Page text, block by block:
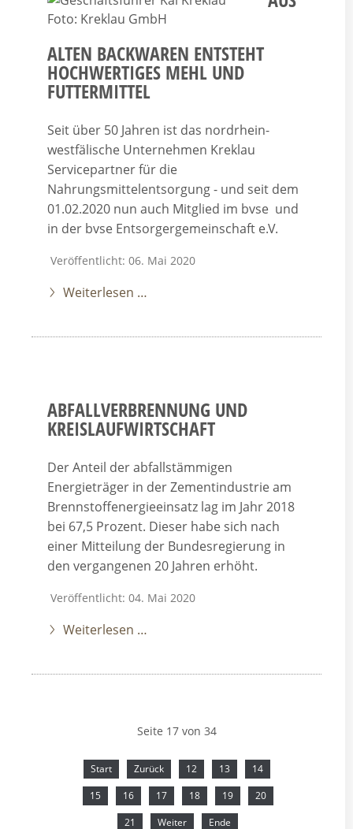
ALTEN BACKWAREN ENTSTEHT
HOCHWERTIGES MEHL UND
FUTTERMITTEL
Seit über 50 Jahren ist das nordrhein-
westfälische Unternehmen Kreklau
Servicepartner für die
Nahrungsmittelentsorgung - und seit dem
01.02.2020 nun auch Mitglied im bvse und
in der bvse Entsorgergemeinschaft e.V.
Veröffentlicht: 06. Mai 2020
Weiterlesen …
ABFALLVERBRENNUNG UND
KREISLAUFWIRTSCHAFT
Der Anteil der abfallstämmigen
Energieträger in der Zementindustrie am
Brennstoffenergieeinsatz lag im Jahr 2018
bei 67,5 Prozent. Dieser habe sich nach
einer Mitteilung der Bundesregierung in
den vergangenen 20 Jahren erhöht.
Veröffentlicht: 04. Mai 2020
Weiterlesen …
Seite 17 von 34
Start Zurück 12 13 14
15 16 17 18 19 20
21 Weiter Ende